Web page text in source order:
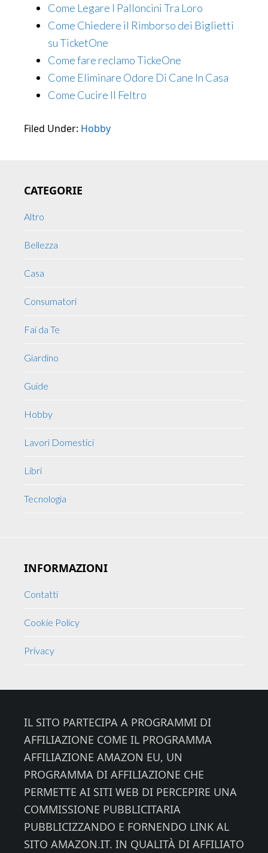
Come Legare I Palloncini Tra Loro
Come Chiedere il Rimborso dei Biglietti
su TicketOne
Come fare reclamo TickeOne
Come Eliminare Odore Di Cane In Casa
Come Cucire Il Feltro
Filed Under: Hobby
Sidebar
CATEGORIE
Altro
Bellezza
Casa
Consumatori
Fai da Te
Giardino
Guide
Hobby
Lavori Domestici
Libri
Tecnologia
INFORMAZIONI
Contatti
Cookie Policy
Privacy
IL SITO PARTECIPA A PROGRAMMI DI
AFFILIAZIONE COME IL PROGRAMMA
AFFILIAZIONE AMAZON EU, UN
PROGRAMMA DI AFFILIAZIONE CHE
PERMETTE AI SITI WEB DI PERCEPIRE UNA
COMMISSIONE PUBBLICITARIA
PUBBLICIZZANDO E FORNENDO LINK AL
SITO AMAZON.IT. IN QUALITÀ DI AFFILIATO